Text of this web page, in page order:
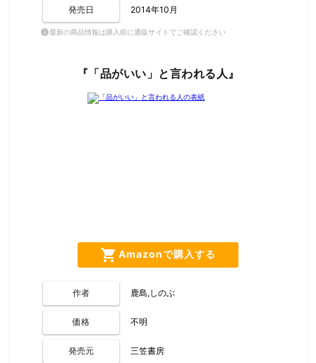
発売日 2014年10月
info最新の商品情報は購入前に通販サイトでご確認ください
『「品がいい」と言われる人』
shopping_cart Amazonで購入する
作者 鹿島,しのぶ
価格 不明
発売元 三笠書房